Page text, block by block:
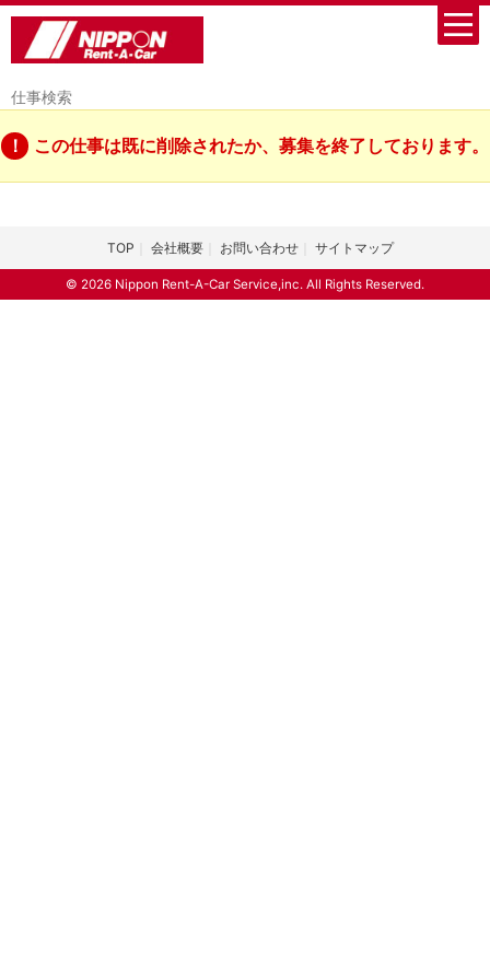
仕事検索
この仕事は既に削除されたか、募集を終了しております。
TOP 会社概要 お問い合わせ サイトマップ
© 2026 Nippon Rent-A-Car Service,inc. All Rights Reserved.